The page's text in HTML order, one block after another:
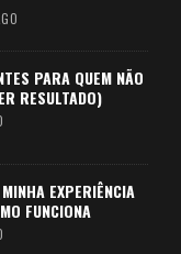
PARA QUEM NÃO
RESULTADO)
EXPERIÊNCIA
FUNCIONA